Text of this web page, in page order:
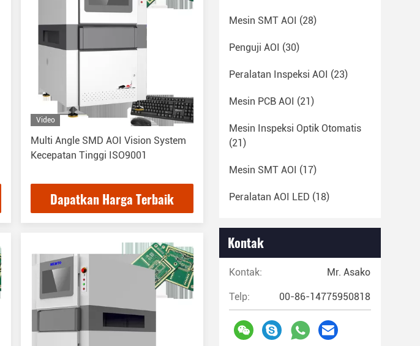
Video
Multi Angle SMD AOI Vision System
Kecepatan Tinggi ISO9001
Dapatkan Harga Terbaik
Mesin SMT AOI (28)
Penguji AOI (30)
Peralatan Inspeksi AOI (23)
Mesin PCB AOI (21)
Mesin Inspeksi Optik Otomatis
(21)
Mesin SMT AOI (17)
Peralatan AOI LED (18)
Kontak
Kontak: Mr. Asako
Telp: 00-86-14775950818